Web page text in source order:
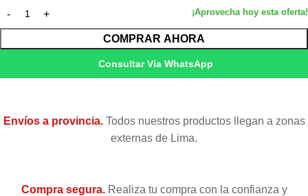
COMPRAR AHORA
Consultar Via WhatsApp
Envíos a provincia.Todos nuestros productos llegan a zonas
externas de Lima.
Compra segura.Realiza tu compra con la confianza y